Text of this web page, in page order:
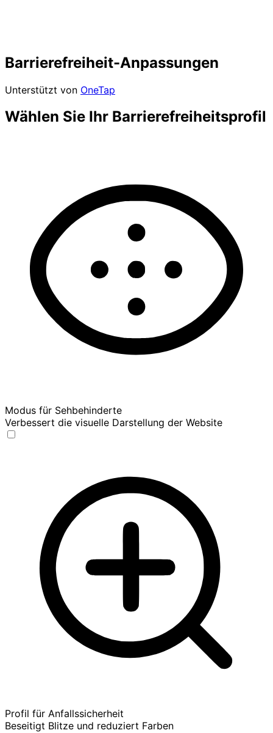
Barrierefreiheit-Anpassungen
Unterstützt von OneTap
Wählen Sie Ihr Barrierefreiheitsprofil
Modus für Sehbehinderte
Verbessert die visuelle Darstellung der Website
Profil für Anfallssicherheit
Beseitigt Blitze und reduziert Farben